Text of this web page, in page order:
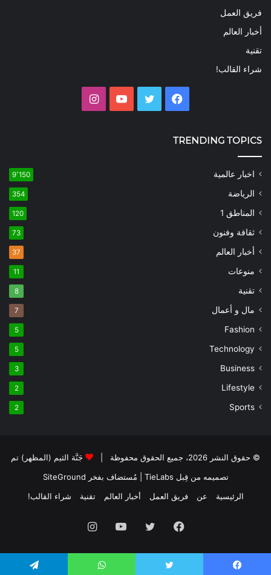
فريق العمل
أخبار العالم
تقنية
شراء القالب!
فيسبوك تويتر يوتيوب
TRENDING TOPICS
اخبار عالمية 9٬150
الرياضة 354
المناطق 1 120
ثقافة وفنون 73
أخبار العالم 37
منوعات 11
تقنية 8
مال و أعمال 7
Fashion
5
Technology
5
Business
3
Lifestyle
2
Sports
2
© حقوق النشر 2026، جميع الحقوق محفوظة |
جَنَّة الثيم (المظهر) تم
تصميمه من قِبل TieLabs
| مُستضاف بفخر SiteGround
الرئيسية
عن فريق العمل أخبار العالم تقنية شراء القالب!
فيسبوك تويتر يوتيوب